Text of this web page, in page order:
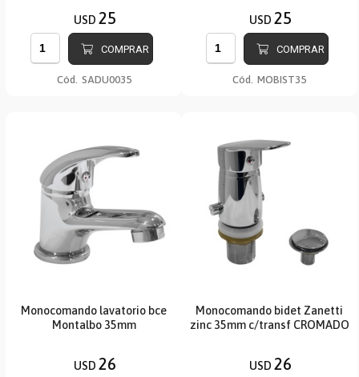
USD 25
COMPRAR
Cód. SADU0035
USD 25
COMPRAR
Cód. MOBIST35
Monocomando lavatorio bce
Montalbo 35mm
USD 26
Monocomando bidet Zanetti
zinc 35mm c/transf CROMADO
USD 26